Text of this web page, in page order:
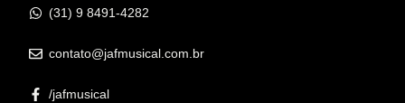
(31) 9 8491-4282
contato@jafmusical.com.br
/jafmusical